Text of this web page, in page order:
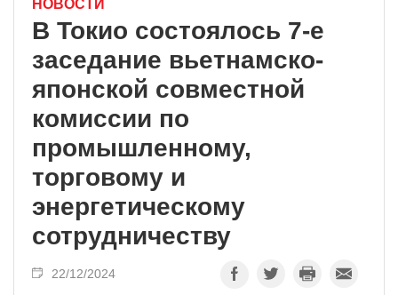
НОВОСТИ
В Токио состоялось 7-е
заседание вьетнамско-
японской совместной
комиссии по
промышленному,
торговому и
энергетическому
сотрудничеству
22/12/2024